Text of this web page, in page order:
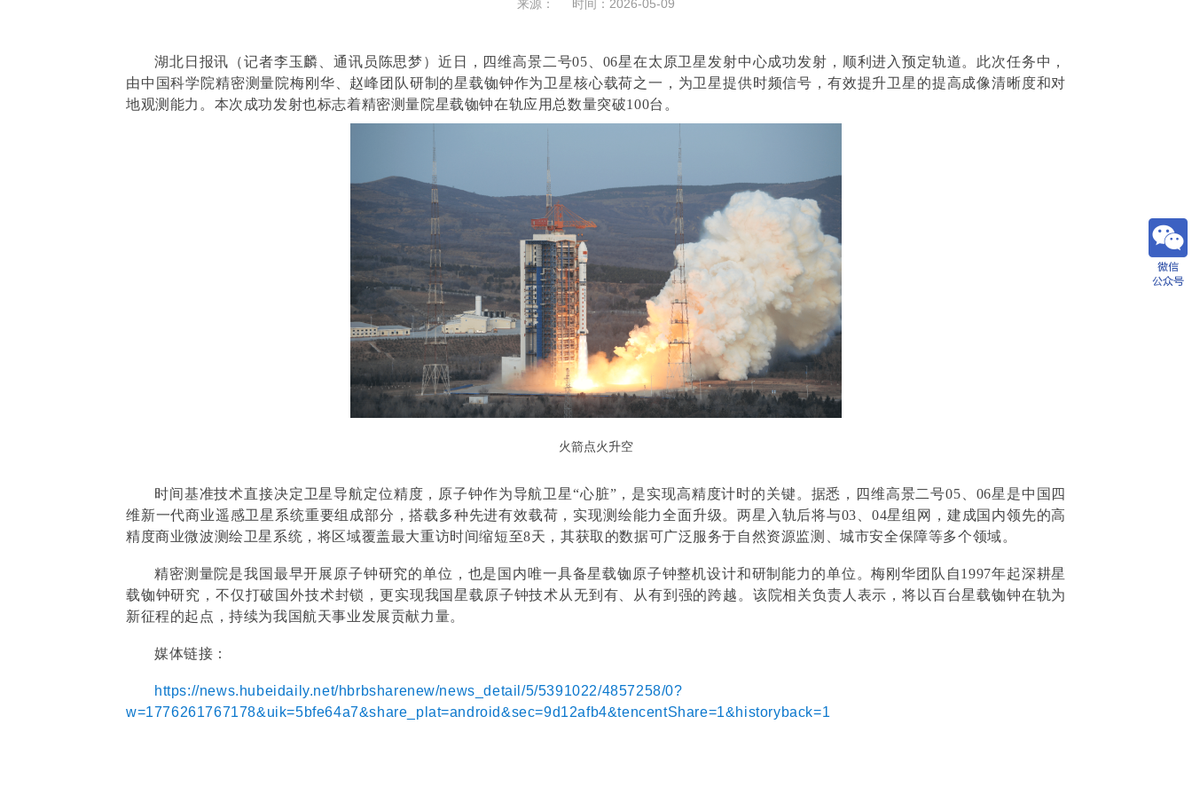
来源： 时间：2026-05-09
湖北日报讯（记者李玉麟、通讯员陈思梦）近日，四维高景二号05、06星在太原卫星发射中心成功发射，顺利进入预定轨道。此次任务中，
由中国科学院精密测量院梅刚华、赵峰团队研制的星载铷钟作为卫星核心载荷之一，为卫星提供时频信号，有效提升卫星的提高成像清晰度和对
地观测能力。本次成功发射也标志着精密测量院星载铷钟在轨应用总数量突破100台。
火箭点火升空
时间基准技术直接决定卫星导航定位精度，原子钟作为导航卫星“心脏”，是实现高精度计时的关键。据悉，四维高景二号05、06星是中国四
维新一代商业遥感卫星系统重要组成部分，搭载多种先进有效载荷，实现测绘能力全面升级。两星入轨后将与03、04星组网，建成国内领先的高
精度商业微波测绘卫星系统，将区域覆盖最大重访时间缩短至8天，其获取的数据可广泛服务于自然资源监测、城市安全保障等多个领域。
精密测量院是我国最早开展原子钟研究的单位，也是国内唯一具备星载铷原子钟整机设计和研制能力的单位。梅刚华团队自1997年起深耕星
载铷钟研究，不仅打破国外技术封锁，更实现我国星载原子钟技术从无到有、从有到强的跨越。该院相关负责人表示，将以百台星载铷钟在轨为
新征程的起点，持续为我国航天事业发展贡献力量。
媒体链接：
https://news.hubeidaily.net/hbrbsharenew/news_detail/5/5391022/4857258/0?
w=1776261767178&uik=5bfe64a7&share_plat=android&sec=9d12afb4&tencentShare=1&historyback=1